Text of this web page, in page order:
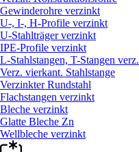
Gewinderohre verzinkt
U-, I-, H-Profile verzinkt
U-Stahlträger verzinkt
IPE-Profile verzinkt
L-Stahlstangen, T-Stangen verz.
Verz. vierkant. Stahlstange
Verzinkter Rundstahl
Flachstangen verzinkt
Bleche verzinkt
Glatte Bleche Zn
Wellbleche verzinkt